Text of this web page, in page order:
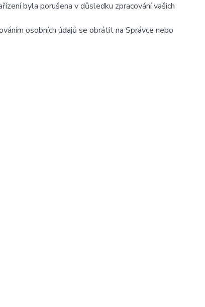
byla porušena v důsledku zpracování vašich
osobních údajů se obrátit na Správce nebo